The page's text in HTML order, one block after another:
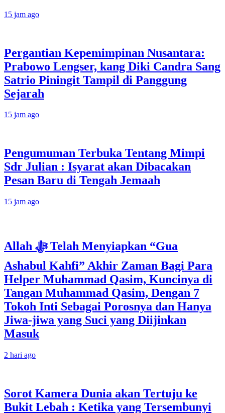
15 jam ago
Pergantian Kepemimpinan Nusantara:
Prabowo Lengser, kang Diki Candra Sang
Satrio Piningit Tampil di Panggung
Sejarah
15 jam ago
Pengumuman Terbuka Tentang Mimpi
Sdr Julian : Isyarat akan Dibacakan
Pesan Baru di Tengah Jemaah
15 jam ago
Allah ﷻ Telah Menyiapkan “Gua
Ashabul Kahfi” Akhir Zaman Bagi Para
Helper Muhammad Qasim, Kuncinya di
Tangan Muhammad Qasim, Dengan 7
Tokoh Inti Sebagai Porosnya dan Hanya
Jiwa-jiwa yang Suci yang Diijinkan
Masuk
2 hari ago
Sorot Kamera Dunia akan Tertuju ke
Bukit Lebah : Ketika yang Tersembunyi